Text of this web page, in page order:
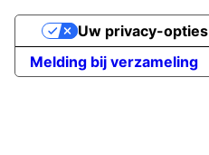
Melding bij verzameling
Uw privacy-opties